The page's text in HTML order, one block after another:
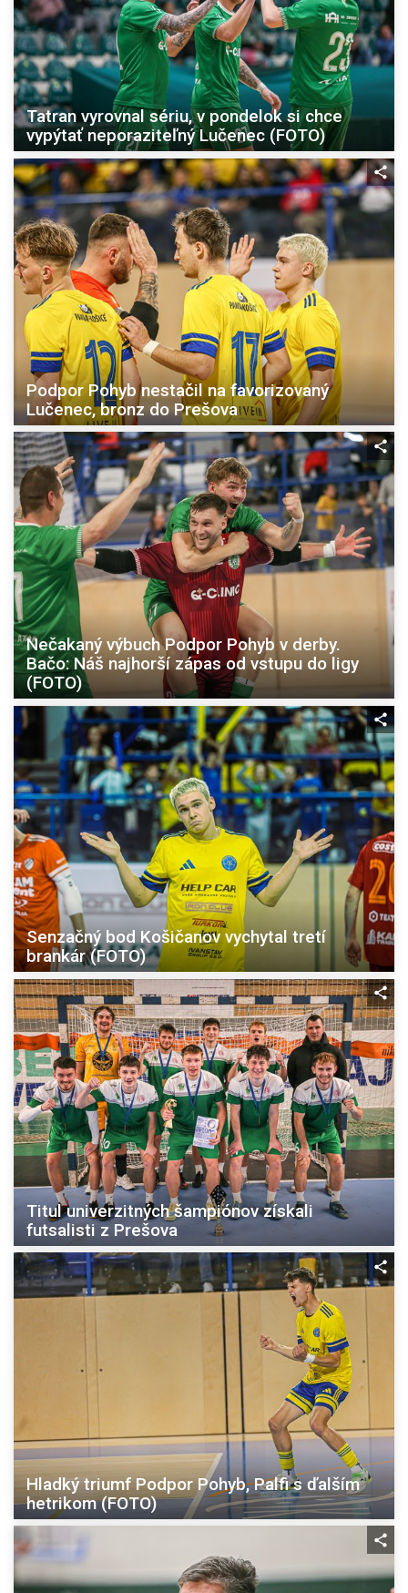
Tatran vyrovnal sériu, v pondelok si chce
vypýtať neporaziteľný Lučenec (FOTO)
Podpor Pohyb nestačil na favorizovaný
Lučenec, bronz do Prešova
Nečakaný výbuch Podpor Pohyb v derby.
Bačo: Náš najhorší zápas od vstupu do ligy
(FOTO)
Senzačný bod Košičanov vychytal tretí
brankár (FOTO)
Titul univerzitných šampiónov získali
futsalisti z Prešova
Hladký triumf Podpor Pohyb, Palfi s ďalším
hetrikom (FOTO)